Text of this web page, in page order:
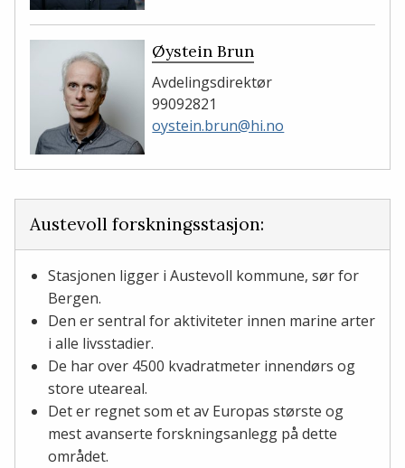
Øystein Brun
Avdelingsdirektør
99092821
oystein.brun@hi.no
Austevoll forskningsstasjon:
Stasjonen ligger i Austevoll kommune, sør for
Bergen.
Den er sentral for aktiviteter innen marine arter
i alle livsstadier.
De har over 4500 kvadratmeter innendørs og
store uteareal.
Det er regnet som et av Europas største og
mest avanserte forskningsanlegg på dette
området.